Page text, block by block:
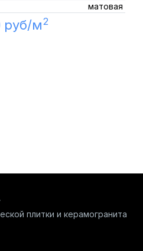
матовая
руб/м2
плитки и керамогранита